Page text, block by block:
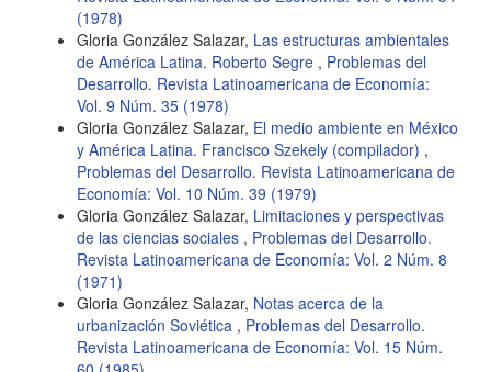
(1978)
Gloria González Salazar, Las estructuras ambientales
de América Latina. Roberto Segre , Problemas del
Desarrollo. Revista Latinoamericana de Economía:
Vol. 9 Núm. 35 (1978)
Gloria González Salazar, El medio ambiente en México
y América Latina. Francisco Szekely (compilador) ,
Problemas del Desarrollo. Revista Latinoamericana de
Economía: Vol. 10 Núm. 39 (1979)
Gloria González Salazar, Limitaciones y perspectivas
de las ciencias sociales , Problemas del Desarrollo.
Revista Latinoamericana de Economía: Vol. 2 Núm. 8
(1971)
Gloria González Salazar, Notas acerca de la
urbanización Soviética , Problemas del Desarrollo.
Revista Latinoamericana de Economía: Vol. 15 Núm.